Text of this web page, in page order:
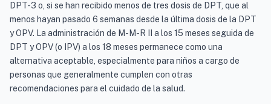
DPT-3 o, si se han recibido menos de tres dosis de DPT, que al
menos hayan pasado 6 semanas desde la última dosis de la DPT
y OPV. La administración de M-M-R II a los 15 meses seguida de
DPT y OPV (o IPV) a los 18 meses permanece como una
alternativa aceptable, especialmente para niños a cargo de
personas que generalmente cumplen con otras
recomendaciones para el cuidado de la salud.